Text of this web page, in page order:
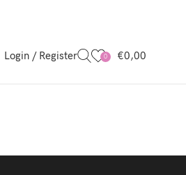
Login / Register 0 €0,00